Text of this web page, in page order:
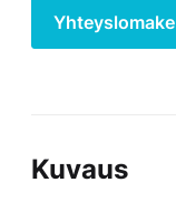
Yhteyslomake
Kuvaus